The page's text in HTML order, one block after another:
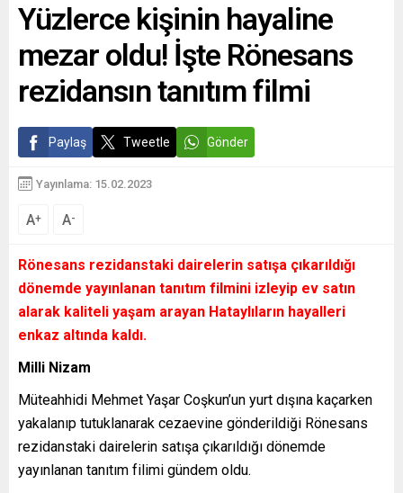
Yüzlerce kişinin hayaline
mezar oldu! İşte Rönesans
rezidansın tanıtım filmi
Paylaş Tweetle Gönder
Yayınlama: 15.02.2023
A+ A-
Rönesans rezidanstaki dairelerin satışa çıkarıldığı
dönemde yayınlanan tanıtım filmini izleyip ev satın
alarak kaliteli yaşam arayan Hataylıların hayalleri
enkaz altında kaldı.
Milli Nizam
Müteahhidi Mehmet Yaşar Coşkun’un yurt dışına kaçarken
yakalanıp tutuklanarak cezaevine gönderildiği Rönesans
rezidanstaki dairelerin satışa çıkarıldığı dönemde
yayınlanan tanıtım filimi gündem oldu.